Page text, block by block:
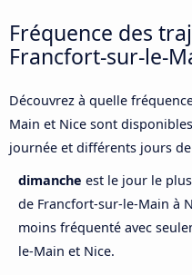
Fréquence des
Francfort-sur-le-
Découvrez à quelle
Main et Nice sont
journée et différents jours
dimanche est le jour le
de Francfort-sur-le-Main à
moins fréquenté avec
le-Main et Nice.